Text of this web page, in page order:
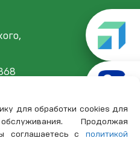
для обработки cookies для
Продолжая
соглашаетесь с политикой